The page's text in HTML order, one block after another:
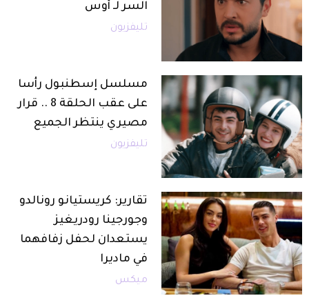
السر لـ أوس
تليفزيون
مسلسل إسطنبول رأسا
على عقب الحلقة 8 .. قرار
مصيري ينتظر الجميع
تليفزيون
تقارير: كريستيانو رونالدو
وجورجينا رودريغيز
يستعدان لحفل زفافهما
في ماديرا
ميكس